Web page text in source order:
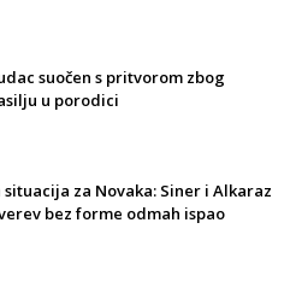
suočen s pritvorom zbog
u porodici
situacija za Novaka: Siner i Alkaraz
bez forme odmah ispao